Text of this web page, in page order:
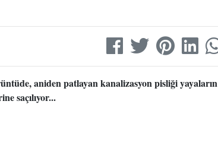
aniden patlayan kanalizasyon pisliği yayaların
saçılıyor...